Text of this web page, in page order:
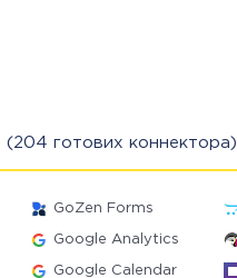
(204 готових коннектора)
GoZen Forms
Google Analytics
Google Calendar